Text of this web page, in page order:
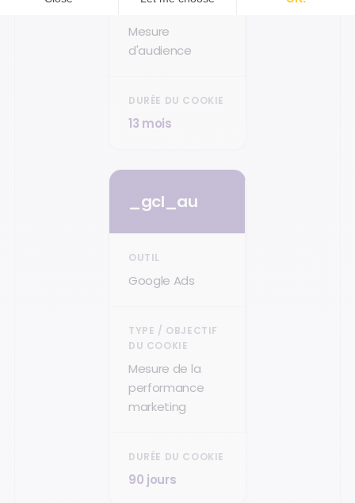
Mesure
d'audience
13 mois
_gcl_au
Google Ads
Mesure de la
performance
marketing
90 jours